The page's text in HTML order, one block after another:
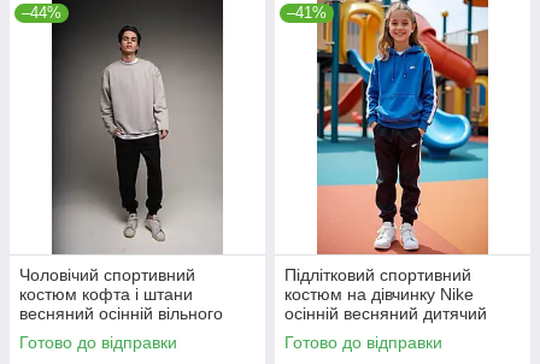
–44%
Чоловічий спортивний
костюм кофта і штани
весняний осінній вільного
крою Dud сірий-чорний
Готово до відправки
–41%
Підлітковий спортивний
костюм на дівчинку Nike
осінній весняний дитячий
кофта штани найк чорно-
синій
Готово до відправки